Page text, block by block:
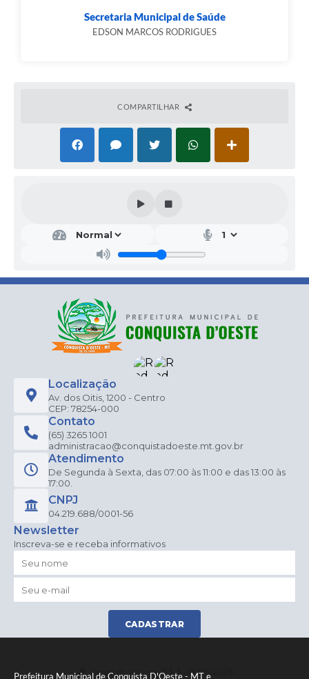
Prefeitura Municipal de Conquista D'Oeste - MT e
Secretaria Municipal de Saúde
EDSON MARCOS RODRIGUES
COMPARTILHAR
Localização
Av. dos Oitis, 1200 - Centro
CEP: 78254-000
Contato
(65) 3265 1001
administracao@conquistadoeste.mt.gov.br
Atendimento
De Segunda à Sexta, das 07:00 às 11:00 e das 13:00 às
17:00.
CNPJ
04.219.688/0001-56
Newsletter
Inscreva-se e receba informativos
CADASTRAR
Versão do Sistema:3.5.3 - 19/06/2026